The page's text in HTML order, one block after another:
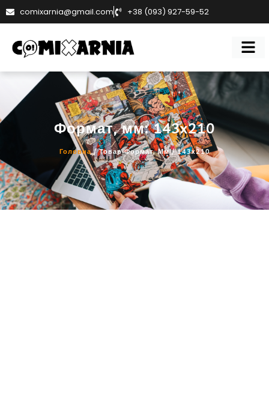
comixarnia@gmail.com +38 (093) 927-59-52
Формат, мм: 143x210
Головна/ Товар Формат, Мм / 143x210